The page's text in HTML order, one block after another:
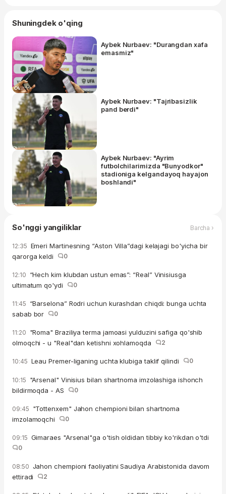
Shuningdek o'qing
Aybek Nurbaev: "Durangdan xafa
emasmiz"
Aybek Nurbaev: "Tajribasizlik
pand berdi"
Aybek Nurbaev: "Ayrim
futbolchilarimizda "Bunyodkor"
stadioniga kelgandayoq hayajon
boshlandi"
So'nggi yangiliklar Barcha ›
12:35 Emeri Martinesning “Aston Villa”dagi kelajagi bo'yicha bir
qarorga keldi
0
12:10 “Hech kim klubdan ustun emas”: “Real” Vinisiusga
ultimatum qo'ydi
0
11:45 “Barselona” Rodri uchun kurashdan chiqdi: bunga uchta
sabab bor
0
11:20 "Roma" Braziliya terma jamoasi yulduzini safiga qo'shib
olmoqchi - u "Real"dan ketishni xohlamoqda
2
10:45 Leau Premer-liganing uchta klubiga taklif qilindi 0
10:15 "Arsenal" Vinisius bilan shartnoma imzolashiga ishonch
bildirmoqda - AS
0
09:45 "Tottenxem" Jahon chempioni bilan shartnoma
imzolamoqchi
0
09:15 Gimaraes "Arsenal"ga o'tish oldidan tibbiy ko'rikdan o'tdi
0
08:50 Jahon chempioni faoliyatini Saudiya Arabistonida davom
ettiradi
2